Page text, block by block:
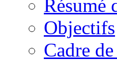
Résumé
Objectifs
Cadre